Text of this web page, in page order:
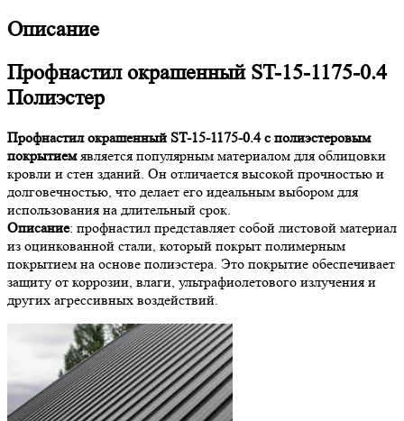
Описание
Профнастил окрашенный ST-15-1175-0.4
Полиэстер
Профнастил окрашенный ST-15-1175-0.4 с полиэстеровым
покрытиемявляется популярным материалом для облицовки
кровли и стен зданий. Он отличается высокой прочностью и
долговечностью, что делает его идеальным выбором для
использования на длительный срок.
Описание: профнастил представляет собой листовой материал
из оцинкованной стали, который покрыт полимерным
покрытием на основе полиэстера. Это покрытие обеспечивает
защиту от коррозии, влаги, ультрафиолетового излучения и
других агрессивных воздействий.